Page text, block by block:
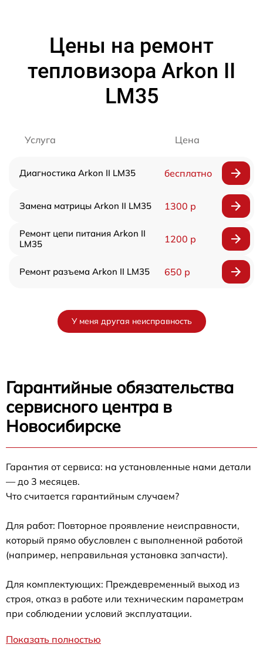
Цены на ремонт
тепловизора Arkon II
LM35
Услуга Цена
Диагностика Arkon II LM35 бесплатно
Замена матрицы Arkon II LM35 1300 р
Ремонт цепи питания Arkon II
LM35
1200 р
Ремонт разъема Arkon II LM35 650 р
У меня другая неисправность
Гарантийные обязательства
сервисного центра в
Новосибирске
Гарантия от сервиса: на установленные нами детали
— до 3 месяцев.
Что считается гарантийным случаем?
Для работ: Повторное проявление неисправности,
который прямо обусловлен с выполненной работой
(например, неправильная установка запчасти).
Для комплектующих: Преждевременный выход из
строя, отказ в работе или техническим параметрам
при соблюдении условий эксплуатации.
Показать полностью